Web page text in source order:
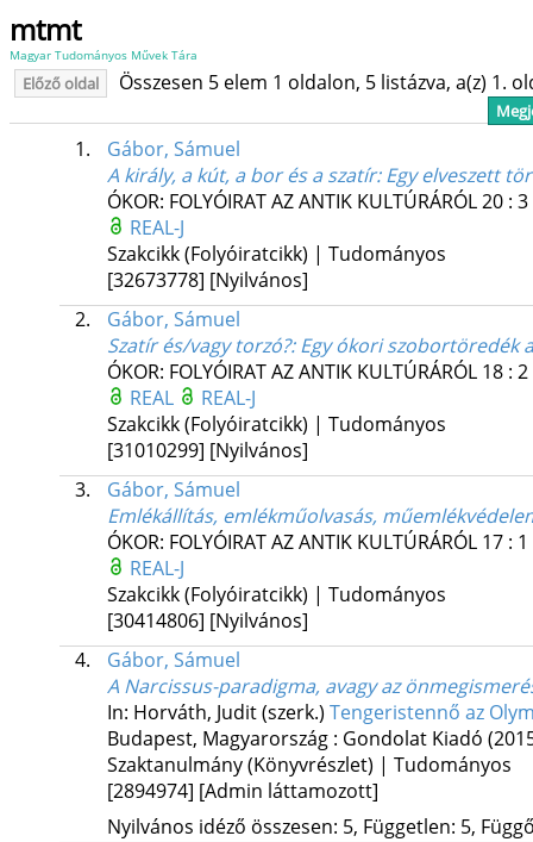
mtmt
Magyar Tudományos Művek Tára
Előző oldal Összesen 5 elem 1 oldalon, 5 listázva, a(z) 1.
1.
Gábor, Sámuel
A király, a kút, a bor és a szatír: Egy elveszett
ÓKOR: FOLYÓIRAT AZ ANTIK KULTÚRÁRÓL20: 3
REAL-J
Szakcikk (Folyóiratcikk) | Tudományos
[32673778] [Nyilvános]
2.
Gábor, Sámuel
Szatír és/vagy torzó?: Egy ókori szobortöredék
ÓKOR: FOLYÓIRAT AZ ANTIK KULTÚRÁRÓL 18: 2
REAL
REAL-J
Szakcikk (Folyóiratcikk) | Tudományos
[31010299] [Nyilvános]
3.
Gábor, Sámuel
Emlékállítás, emlékműolvasás,
ÓKOR: FOLYÓIRAT AZ ANTIK KULTÚRÁRÓL 17: 1
REAL-J
Szakcikk (Folyóiratcikk) | Tudományos
[30414806] [Nyilvános]
4.
Gábor, Sámuel
A Narcissus-paradigma, avagy az
In: Horváth, Judit (szerk.) Tengeristennő az
Budapest, Magyarország : Gondolat Kiadó
Szaktanulmány (Könyvrészlet) | Tudományos
[2894974] [Admin láttamozott]
Nyilvános idéző összesen: 5, Független: 5,